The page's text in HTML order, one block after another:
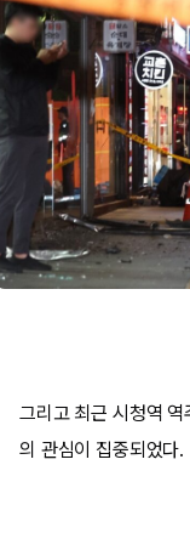
그리고 최근 시청역
의 관심이 집중되었다.